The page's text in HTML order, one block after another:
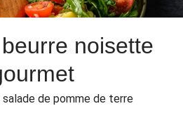
noisette
de pomme de terre